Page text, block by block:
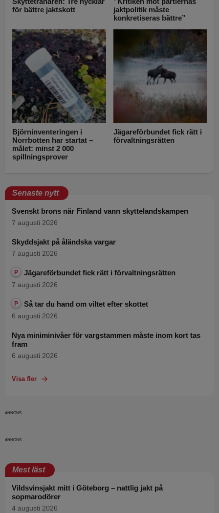
för bättre jaktskott
jaktpolitik måste
konkretiseras bättre”
Björninventeringen i
Norrbotten har startat –
målet: minst 2 000
spillningsprover
Jägareförbundet fick rätt i
förvaltningsrätten
Senaste nytt
Svenskt brons när Finland vann skyttelandskampen
7 augusti 2026
Skyddsjakt på åländska vargar
7 augusti 2026
P Jägareförbundet fick rätt i förvaltningsrätten
7 augusti 2026
P Så tar du hand om viltet efter skottet
6 augusti 2026
Nya miniminivåer för vargstammen måste inom kort tas
fram
6 augusti 2026
Visa fler
Mest läst
Vildsvinsjakt mitt i Göteborg – nattlig jakt på
sopmarodörer
4 augusti 2026